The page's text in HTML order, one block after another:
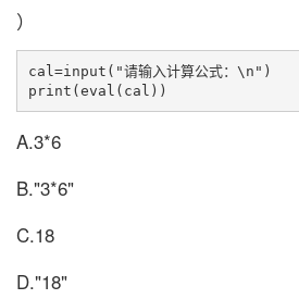
）
cal=input("请输入计算公式：\n")
A.3*6
B."3*6"
C.18
D."18"